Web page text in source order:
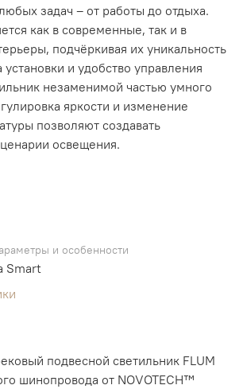
задач – от работы до отдыха.
как в современные, так и в
подчёркивая их уникальность
установки и удобство управления
незаменимой частью умного
яркости и изменение
позволяют создавать
освещения.
и особенности
Smart
подвесной светильник FLUM
шинопровода от NOVOTECH™